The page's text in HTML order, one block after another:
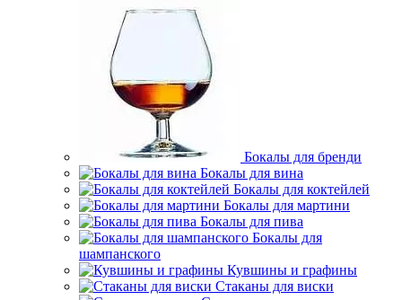
Бокалы для бренди
Бокалы для вина
Бокалы для коктейлей
Бокалы для мартини
Бокалы для пива
Бокалы для
шампанского
Кувшины и графины
Стаканы для виски